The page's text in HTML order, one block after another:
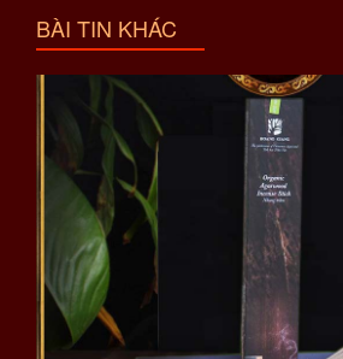
BÀI TIN KHÁC